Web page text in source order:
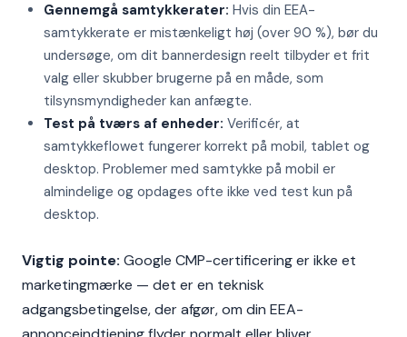
Gennemgå samtykkerater: Hvis din EEA-
samtykkerate er mistænkeligt høj (over 90 %), bør du
undersøge, om dit bannerdesign reelt tilbyder et frit
valg eller skubber brugerne på en måde, som
tilsynsmyndigheder kan anfægte.
Test på tværs af enheder: Verificér, at
samtykkeflowet fungerer korrekt på mobil, tablet og
desktop. Problemer med samtykke på mobil er
almindelige og opdages ofte ikke ved test kun på
desktop.
Vigtig pointe: Google CMP-certificering er ikke et
marketingmærke — det er en teknisk
adgangsbetingelse, der afgør, om din EEA-